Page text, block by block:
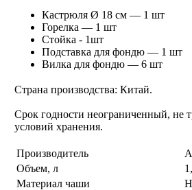
Кастрюля Ø 18 см — 1 шт
Горелка — 1 шт
Стойка - 1шт
Подставка для фондю — 1 шт
Вилка для фондю — 6 шт
Страна производства: Китай.
Срок годности неограниченный, не
условий хранения.
Производитель
Объем, л
Материал чаши